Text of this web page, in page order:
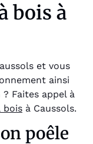
bois à
et vous
ainsi
Faites appel à
bois à Caussols.
poêle